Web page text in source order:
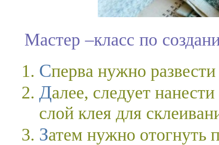
Мастер –класс по
Сперва нужно
Далее, следует нанести на заднюю сторону обложки
слой клея для
Затем нужно отогнуть переднюю обложку и нанести